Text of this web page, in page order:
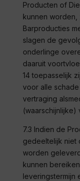
Producten of
kunnen worden,
Barproducties
slagen de
onderlinge
daaruit
14 toepasselijk
voor alle
vertraging
(waarschijnlijke)
7.3 Indien de
gedeeltelijk niet
worden
kunnen
leveringstermijn